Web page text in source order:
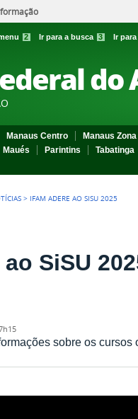
2 Ir para a busca 3 Ir
do
Manaus Centro Manaus
Maués Parintins Tabatinga
> IFAM ADERE AO SISU 2025
SiSU
sobre os cursos